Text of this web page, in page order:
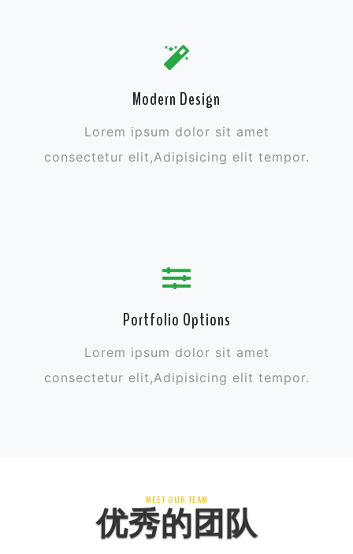
Modern Design
Lorem ipsum dolor sit amet
consectetur elit,Adipisicing elit tempor.
Portfolio Options
Lorem ipsum dolor sit amet
consectetur elit,Adipisicing elit tempor.
MEET OUR TEAM
优秀的团队